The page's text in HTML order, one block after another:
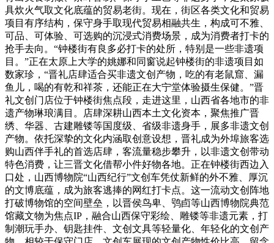
具炊火气取文化底蕴的贸易老街。现在，街区各类文化和贸易
项目有序结构，保守身手取现代贸易相融共生，构成可不雅、
可品、可体验、可选购的沉浸式消费场景，成为消费者打卡的
抢手去向。“钟楼街有良多必打卡的处所，特别是一些非遗项
目。”正在太原上大学的姚娜和同窗说起钟楼街的非遗项目如
数家珍，“晋礼店肆适合买非遗文创产物，吃的有老鼠窟、漏
鱼儿，喝的有乾和祥茶，还能正在大宁堂体验摄生保健。”晋
礼文创门店位于钟楼街焦点段，走进这里，山西省各地市的非
遗产物琳琅满目。店肆深耕山西本土文化资本，聚焦推广晋
绣、华器、古建雕镂等国度级、省级非遗身手，展多非遗文创
产物。依托深挚的文化内涵取创意设想，晋礼成为外埠旅客选
购山西伴手礼的首选店肆，客流量稳步攀升，以非遗文创带动
特色消费，让三晋文化借帮小件好物各地。正在钟楼街西边入
口处，山西博物院“山西纪行”文创车凭仗新鲜的外不雅、厚沉
的文博底蕴，成为旅客逃捧的网红打卡点。这一流动文创阵地
打破博物馆的空间壁垒，以晋侯鸟卑、鸮卣等山西博物院典范
馆藏文物为焦点IP，融合山西保守彩绘、雕镂等非遗元素，打
制潮玩手办、钥匙挂件、文创文具等轻量化、年轻化的文创产